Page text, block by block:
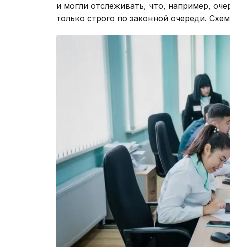
и могли отслеживать, что, например,
только строго по законной очереди.